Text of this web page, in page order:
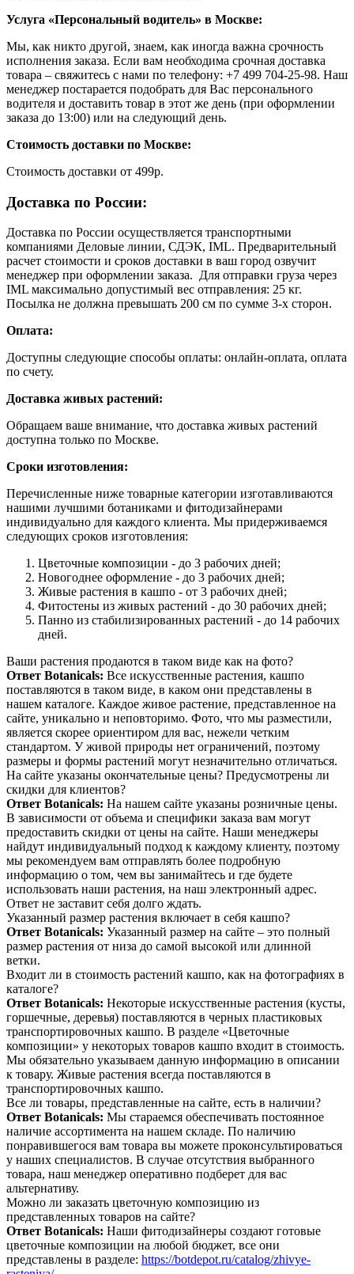
Услуга «Персональный водитель» в Москве:
Мы, как никто другой, знаем, как иногда важна срочность
исполнения заказа. Если вам необходима срочная доставка
товара – свяжитесь с нами по телефону: +7 499 704-25-98. Наш
менеджер постарается подобрать для Вас персонального
водителя и доставить товар в этот же день (при оформлении
заказа до 13:00) или на следующий день.
Стоимость доставки по Москве:
Cтоимость доставки от 499р.
Доставка по России:
Доставка по России осуществляется транспортными
компаниями Деловые линии, СДЭК, IML. Предварительный
расчет стоимости и сроков доставки в ваш город озвучит
менеджер при оформлении заказа. Для отправки груза через
IML максимально допустимый вес отправления: 25 кг.
Посылка не должна превышать 200 см по сумме 3-х сторон.
Оплата:
Доступны следующие способы оплаты: онлайн-оплата, оплата
по счету.
Доставка живых растений:
Обращаем ваше внимание, что доставка живых растений
доступна только по Москве.
Сроки изготовления:
Перечисленные ниже товарные категории изготавливаются
нашими лучшими ботаниками и фитодизайнерами
индивидуально для каждого клиента. Мы придерживаемся
следующих сроков изготовления:
Цветочные композиции - до 3 рабочих дней;
Новогоднее оформление - до 3 рабочих дней;
Живые растения в кашпо - от 3 рабочих дней;
Фитостены из живых растений - до 30 рабочих дней;
Панно из стабилизированных растений - до 14 рабочих
дней.
Ваши растения продаются в таком виде как на фото?
Ответ Botanicals: Все искусственные растения, кашпо
поставляются в таком виде, в каком они представлены в
нашем каталоге. Каждое живое растение, представленное на
сайте, уникально и неповторимо. Фото, что мы разместили,
является скорее ориентиром для вас, нежели четким
стандартом. У живой природы нет ограничений, поэтому
размеры и формы растений могут незначительно отличаться.
На сайте указаны окончательные цены? Предусмотрены ли
скидки для клиентов?
Ответ Botanicals: На нашем сайте указаны розничные цены.
В зависимости от объема и специфики заказа вам могут
предоставить скидки от цены на сайте. Наши менеджеры
найдут индивидуальный подход к каждому клиенту, поэтому
мы рекомендуем вам отправлять более подробную
информацию о том, чем вы занимайтесь и где будете
использовать наши растения, на наш электронный адрес.
Ответ не заставит себя долго ждать.
Указанный размер растения включает в себя кашпо?
Ответ Botanicals: Указанный размер на сайте – это полный
размер растения от низа до самой высокой или длинной
ветки.
Входит ли в стоимость растений кашпо, как на фотографиях в
каталоге?
Ответ Botanicals: Некоторые искусственные растения (кусты,
горшечные, деревья) поставляются в черных пластиковых
транспортировочных кашпо. В разделе «Цветочные
композиции» у некоторых товаров кашпо входит в стоимость.
Мы обязательно указываем данную информацию в описании
к товару. Живые растения всегда поставляются в
транспортировочных кашпо.
Все ли товары, представленные на сайте, есть в наличии?
Ответ Botanicals: Мы стараемся обеспечивать постоянное
наличие ассортимента на нашем складе. По наличию
понравившегося вам товара вы можете проконсультироваться
у наших специалистов. В случае отсутствия выбранного
товара, наш менеджер оперативно подберет для вас
альтернативу.
Можно ли заказать цветочную композицию из
представленных товаров на сайте?
Ответ Botanicals: Наши фитодизайнеры создают готовые
цветочные композиции на любой бюджет, все они
представлены в разделе: https://botdepot.ru/catalog/zhivye-